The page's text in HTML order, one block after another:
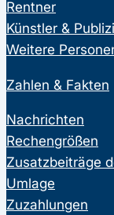
Rentner
Künstler &
Weitere
Zahlen & Fakten
Nachrichten
Rechengrößen
Zusatzbeiträge
Umlage
Zuzahlungen